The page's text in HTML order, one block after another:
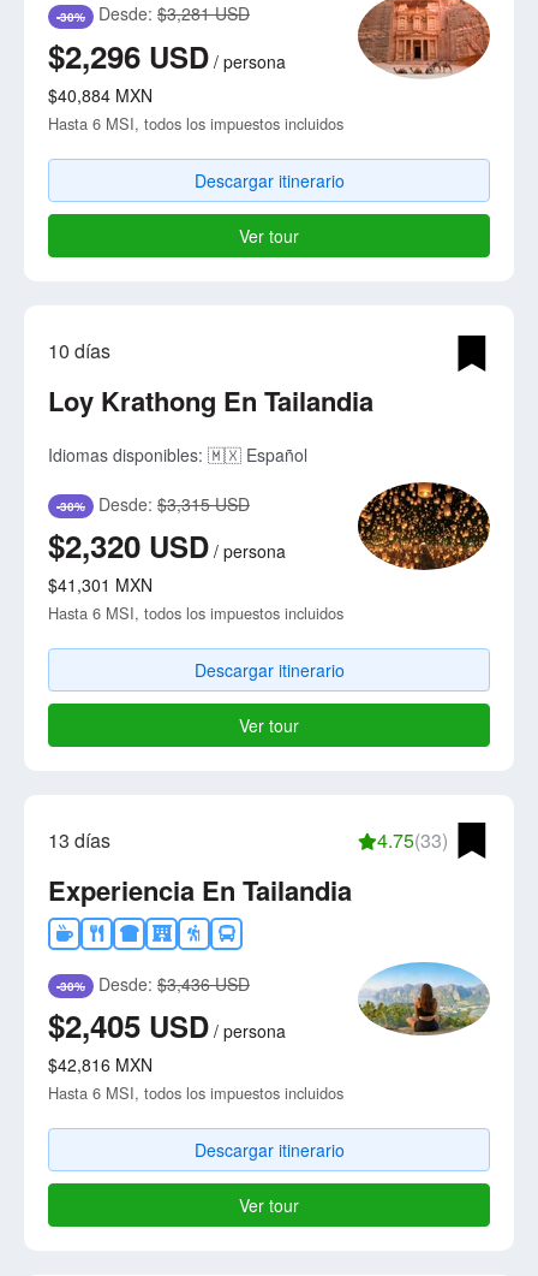
-30% Desde: $3,281 USD
$2,296 USD / persona
$40,884 MXN
Hasta 6 MSI, todos los impuestos incluidos
Descargar itinerario
Ver tour
10 días
Loy Krathong En Tailandia
Idiomas disponibles: 🇲🇽 Español
-30% Desde: $3,315 USD
$2,320 USD / persona
$41,301 MXN
Hasta 6 MSI, todos los impuestos incluidos
Descargar itinerario
Ver tour
13 días 4.75(33)
Experiencia En Tailandia
-30% Desde: $3,436 USD
$2,405 USD / persona
$42,816 MXN
Hasta 6 MSI, todos los impuestos incluidos
Descargar itinerario
Ver tour